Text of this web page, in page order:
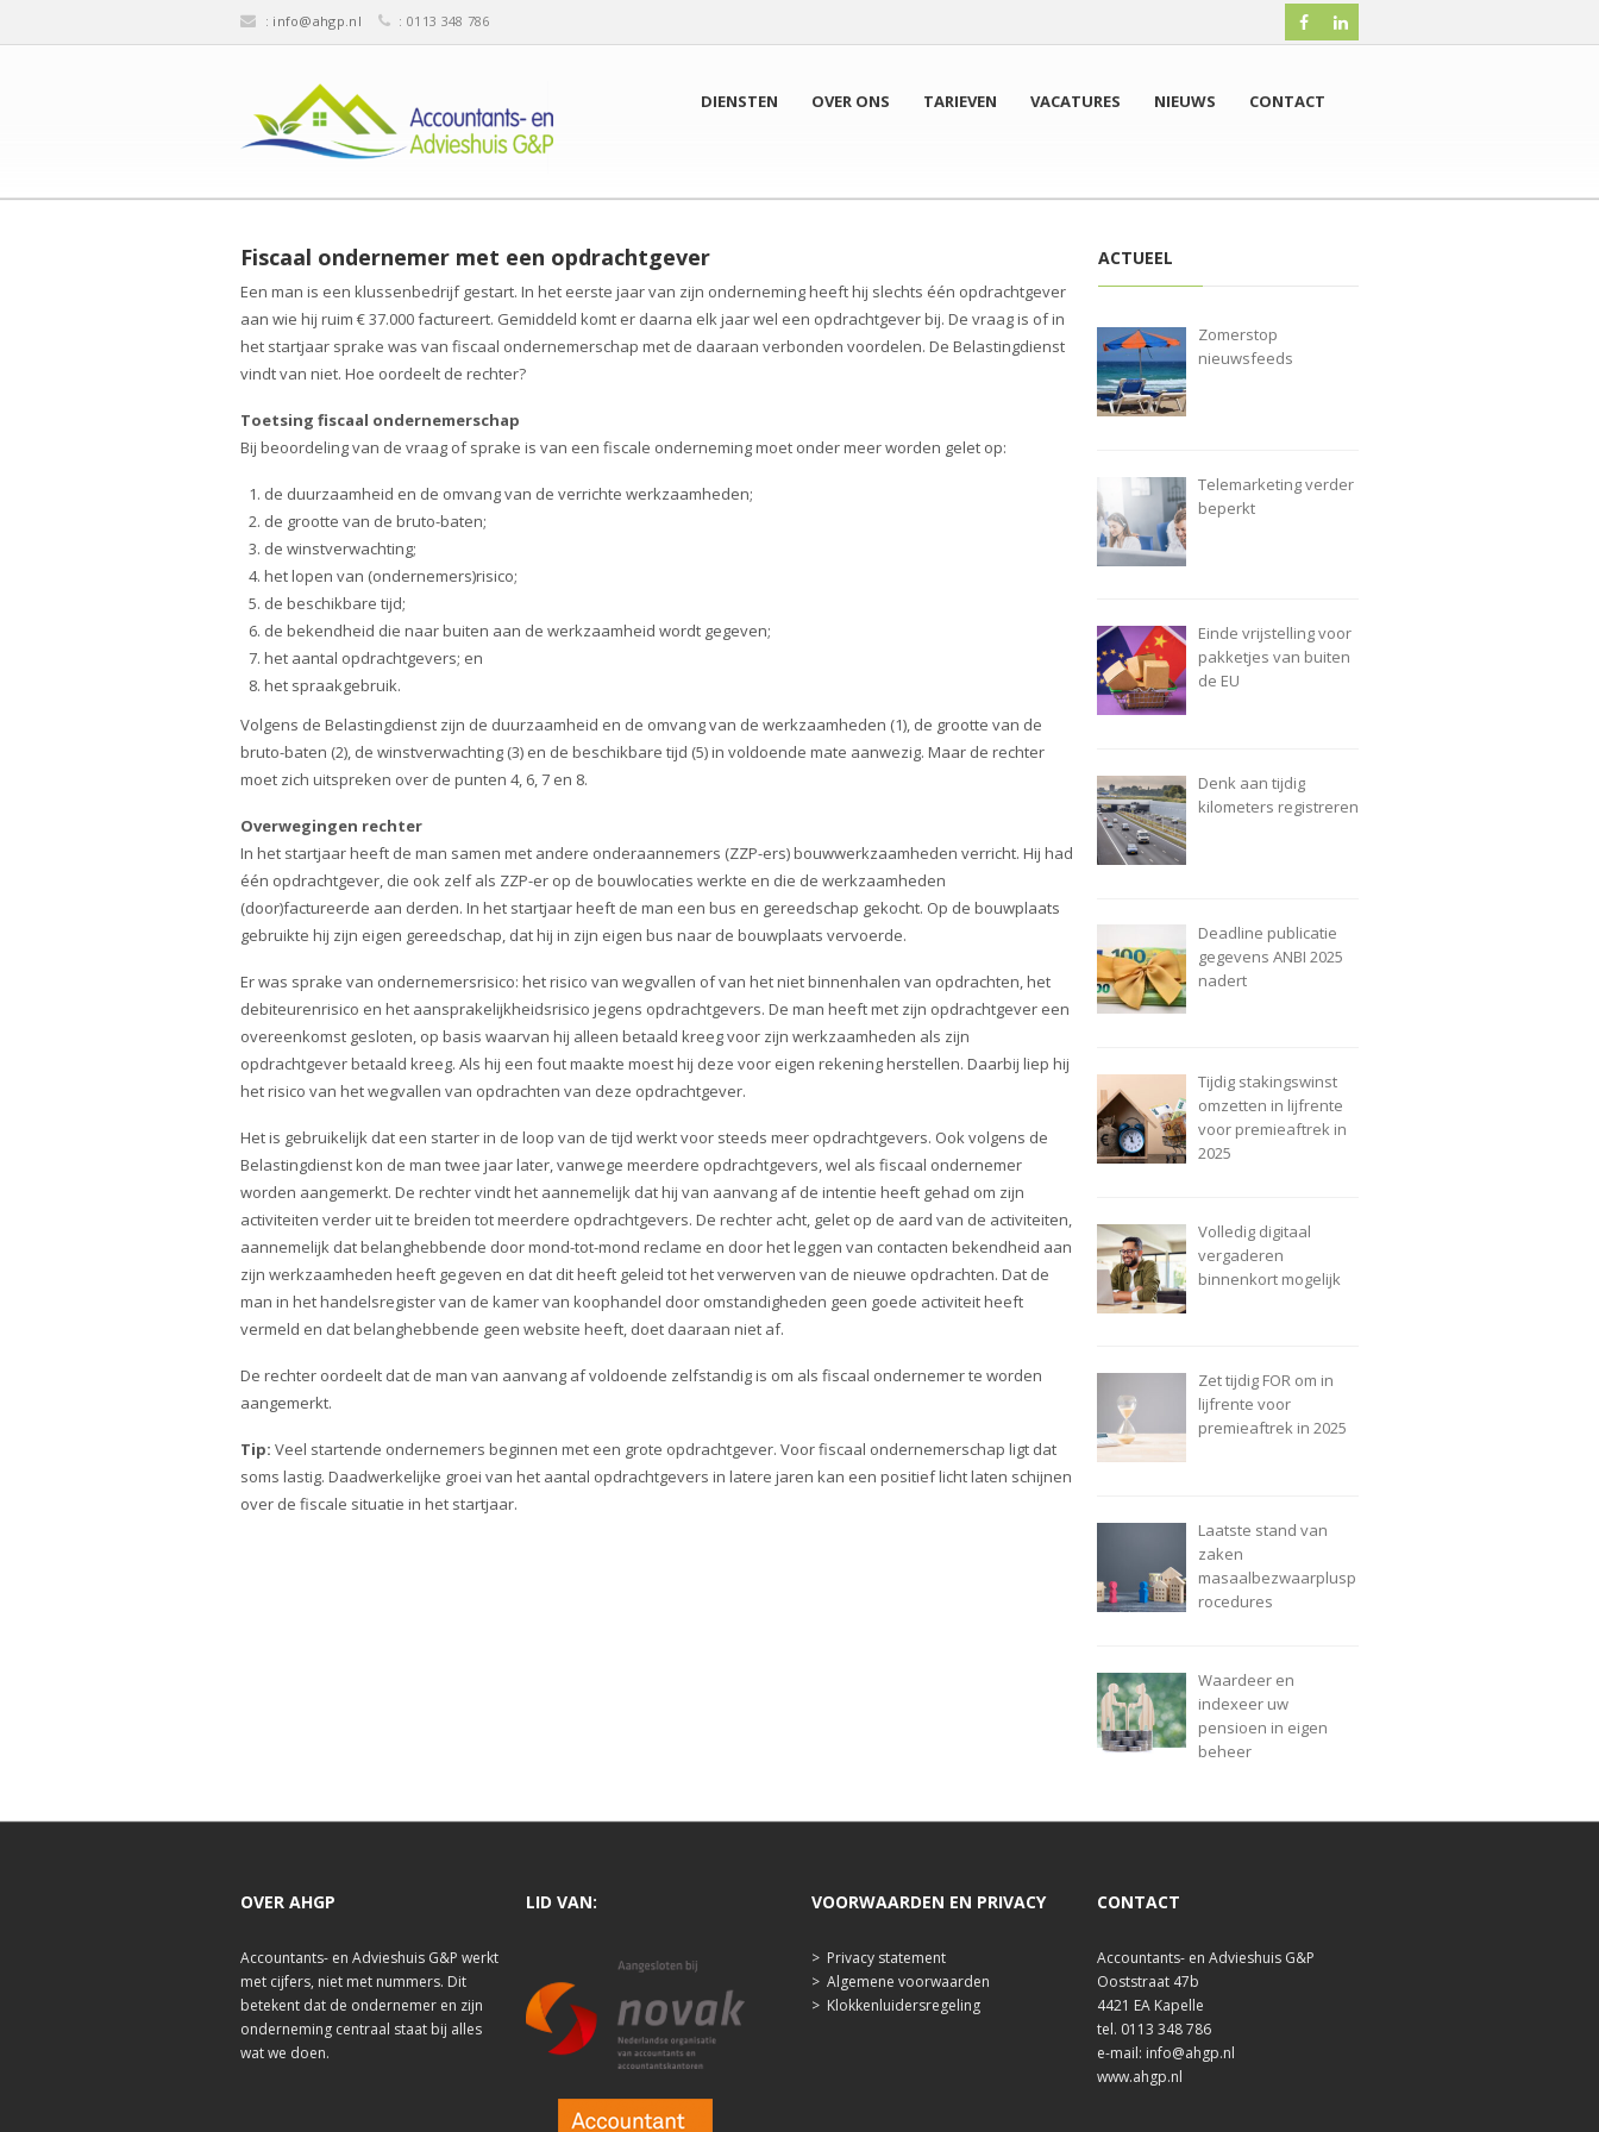
: info@ahgp.nl : 0113 348 786
DIENSTEN OVER ONS TARIEVEN VACATURES NIEUWS CONTACT
Fiscaal ondernemer met een opdrachtgever
Een man is een klussenbedrijf gestart. In het eerste jaar van zijn onderneming heeft hij slechts één opdrachtgever
aan wie hij ruim € 37.000 factureert. Gemiddeld komt er daarna elk jaar wel een opdrachtgever bij. De vraag is of in
het startjaar sprake was van fiscaal ondernemerschap met de daaraan verbonden voordelen. De Belastingdienst
vindt van niet. Hoe oordeelt de rechter?
Toetsing fiscaal ondernemerschap
Bij beoordeling van de vraag of sprake is van een fiscale onderneming moet onder meer worden gelet op:
de duurzaamheid en de omvang van de verrichte werkzaamheden;
de grootte van de bruto-baten;
de winstverwachting;
het lopen van (ondernemers)risico;
de beschikbare tijd;
de bekendheid die naar buiten aan de werkzaamheid wordt gegeven;
het aantal opdrachtgevers; en
het spraakgebruik.
Volgens de Belastingdienst zijn de duurzaamheid en de omvang van de werkzaamheden (1), de grootte van de
bruto-baten (2), de winstverwachting (3) en de beschikbare tijd (5) in voldoende mate aanwezig. Maar de rechter
moet zich uitspreken over de punten 4, 6, 7 en 8.
Overwegingen rechter
In het startjaar heeft de man samen met andere onderaannemers (ZZP-ers) bouwwerkzaamheden verricht. Hij had
één opdrachtgever, die ook zelf als ZZP-er op de bouwlocaties werkte en die de werkzaamheden
(door)factureerde aan derden. In het startjaar heeft de man een bus en gereedschap gekocht. Op de bouwplaats
gebruikte hij zijn eigen gereedschap, dat hij in zijn eigen bus naar de bouwplaats vervoerde.
Er was sprake van ondernemersrisico: het risico van wegvallen of van het niet binnenhalen van opdrachten, het
debiteurenrisico en het aansprakelijkheidsrisico jegens opdrachtgevers. De man heeft met zijn opdrachtgever een
overeenkomst gesloten, op basis waarvan hij alleen betaald kreeg voor zijn werkzaamheden als zijn
opdrachtgever betaald kreeg. Als hij een fout maakte moest hij deze voor eigen rekening herstellen. Daarbij liep hij
het risico van het wegvallen van opdrachten van deze opdrachtgever.
Het is gebruikelijk dat een starter in de loop van de tijd werkt voor steeds meer opdrachtgevers. Ook volgens de
Belastingdienst kon de man twee jaar later, vanwege meerdere opdrachtgevers, wel als fiscaal ondernemer
worden aangemerkt. De rechter vindt het aannemelijk dat hij van aanvang af de intentie heeft gehad om zijn
activiteiten verder uit te breiden tot meerdere opdrachtgevers. De rechter acht, gelet op de aard van de activiteiten,
aannemelijk dat belanghebbende door mond-tot-mond reclame en door het leggen van contacten bekendheid aan
zijn werkzaamheden heeft gegeven en dat dit heeft geleid tot het verwerven van de nieuwe opdrachten. Dat de
man in het handelsregister van de kamer van koophandel door omstandigheden geen goede activiteit heeft
vermeld en dat belanghebbende geen website heeft, doet daaraan niet af.
De rechter oordeelt dat de man van aanvang af voldoende zelfstandig is om als fiscaal ondernemer te worden
aangemerkt.
Tip: Veel startende ondernemers beginnen met een grote opdrachtgever. Voor fiscaal ondernemerschap ligt dat
soms lastig. Daadwerkelijke groei van het aantal opdrachtgevers in latere jaren kan een positief licht laten schijnen
over de fiscale situatie in het startjaar.
ACTUEEL
Zomerstop
nieuwsfeeds
Telemarketing verder
beperkt
Einde vrijstelling voor
pakketjes van buiten
de EU
Denk aan tijdig
kilometers registreren
Deadline publicatie
gegevens ANBI 2025
nadert
Tijdig stakingswinst
omzetten in lijfrente
voor premieaftrek in
2025
Volledig digitaal
vergaderen
binnenkort mogelijk
Zet tijdig FOR om in
lijfrente voor
premieaftrek in 2025
Laatste stand van
zaken
masaalbezwaarplusp
rocedures
Waardeer en
indexeer uw
pensioen in eigen
beheer
OVER AHGP
Accountants- en Advieshuis G&P werkt
met cijfers, niet met nummers. Dit
betekent dat de ondernemer en zijn
onderneming centraal staat bij alles
wat we doen.
LID VAN: VOORWAARDEN EN PRIVACY
> Privacy statement
> Algemene voorwaarden
> Klokkenluidersregeling
CONTACT
Accountants- en Advieshuis G&P
Ooststraat 47b
4421 EA Kapelle
tel. 0113 348 786
e-mail: info@ahgp.nl
www.ahgp.nl